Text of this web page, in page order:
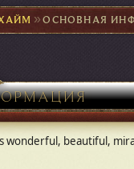
►ОСНОВНАЯ
wonderful, beautiful,